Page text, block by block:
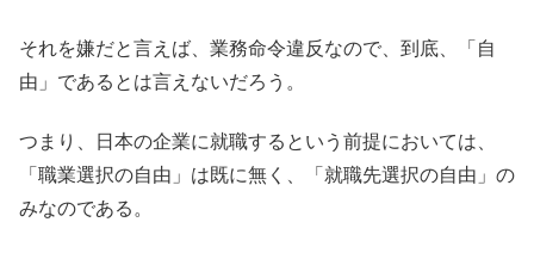
それを嫌だと言えば、業務命令違反なので、到底、「自
由」であるとは言えないだろう。
つまり、日本の企業に就職するという前提においては、
「職業選択の自由」は既に無く、「就職先選択の自由」の
みなのである。